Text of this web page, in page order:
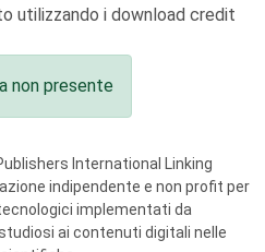
utilizzando i download credit
non presente
International Linking
indipendente e non profit per
implementati da
ai contenuti digitali nelle